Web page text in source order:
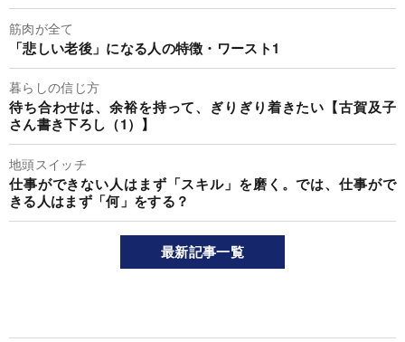
筋肉が全て
「悲しい老後」になる人の特徴・ワースト1
暮らしの信じ方
待ち合わせは、余裕を持って、ぎりぎり着きたい【古賀及子
さん書き下ろし（1）】
地頭スイッチ
仕事ができない人はまず「スキル」を磨く。では、仕事がで
きる人はまず「何」をする？
最新記事一覧